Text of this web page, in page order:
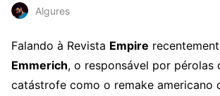
Algures
Falando à Revista Empire
Emmerich, o responsável por pérolas
catástrofe como o remake americano